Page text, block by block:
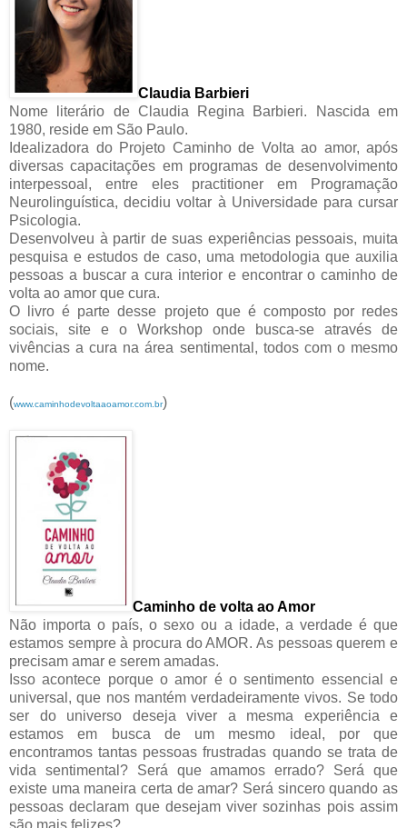
Claudia Barbieri
Nome literário de Claudia Regina Barbieri. Nascida em
1980, reside em São Paulo.
Idealizadora do Projeto Caminho de Volta ao amor, após
diversas capacitações em programas de desenvolvimento
interpessoal, entre eles practitioner em Programação
Neurolinguística, decidiu voltar à Universidade para cursar
Psicologia.
Desenvolveu à partir de suas experiências pessoais, muita
pesquisa e estudos de caso, uma metodologia que auxilia
pessoas a buscar a cura interior e encontrar o caminho de
volta ao amor que cura.
O livro é parte desse projeto que é composto por redes
sociais, site e o Workshop onde busca-se através de
vivências a cura na área sentimental, todos com o mesmo
nome.
(www.caminhodevoltaaoamor.com.br)
Caminho de volta ao Amor
Não importa o país, o sexo ou a idade, a verdade é que
estamos sempre à procura do AMOR. As pessoas querem e
precisam amar e serem amadas.
Isso acontece porque o amor é o sentimento essencial e
universal, que nos mantém verdadeiramente vivos. Se todo
ser do universo deseja viver a mesma experiência e
estamos em busca de um mesmo ideal, por que
encontramos tantas pessoas frustradas quando se trata de
vida sentimental? Será que amamos errado? Será que
existe uma maneira certa de amar? Será sincero quando as
pessoas declaram que desejam viver sozinhas pois assim
são mais felizes?